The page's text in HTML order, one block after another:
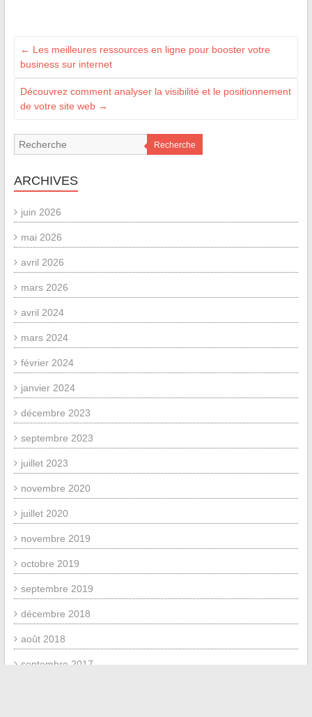
← Les meilleures ressources en ligne pour booster votre
business sur internet
Découvrez comment analyser la visibilité et le positionnement
de votre site web →
Recherche
ARCHIVES
juin 2026
mai 2026
avril 2026
mars 2026
avril 2024
mars 2024
février 2024
janvier 2024
décembre 2023
septembre 2023
juillet 2023
novembre 2020
juillet 2020
novembre 2019
octobre 2019
septembre 2019
décembre 2018
août 2018
septembre 2017